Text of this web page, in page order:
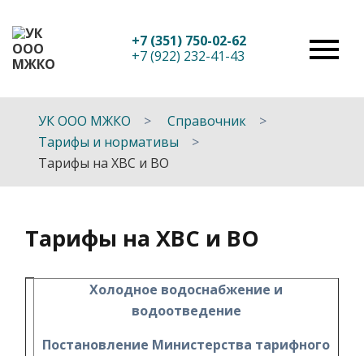
+7 (351) 750-02-62
+7 (922) 232-41-43
УК ООО МЖКО
Справочник
Тарифы и нормативы
Тарифы на ХВС и ВО
Тарифы на ХВС и ВО
Холодное водоснабжение и
водоотведение
Постановление Министерства тарифного